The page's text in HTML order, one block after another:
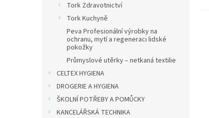
Tork Zdravotnictví
Tork Kuchyně
Peva Profesionální výrobky na
ochranu, mytí a regeneraci lidské
pokožky
Průmyslové utěrky – netkaná textilie
CELTEX HYGIENA
DROGERIE A HYGIENA
ŠKOLNÍ POTŘEBY A POMŮCKY
KANCELÁŘSKÁ TECHNIKA